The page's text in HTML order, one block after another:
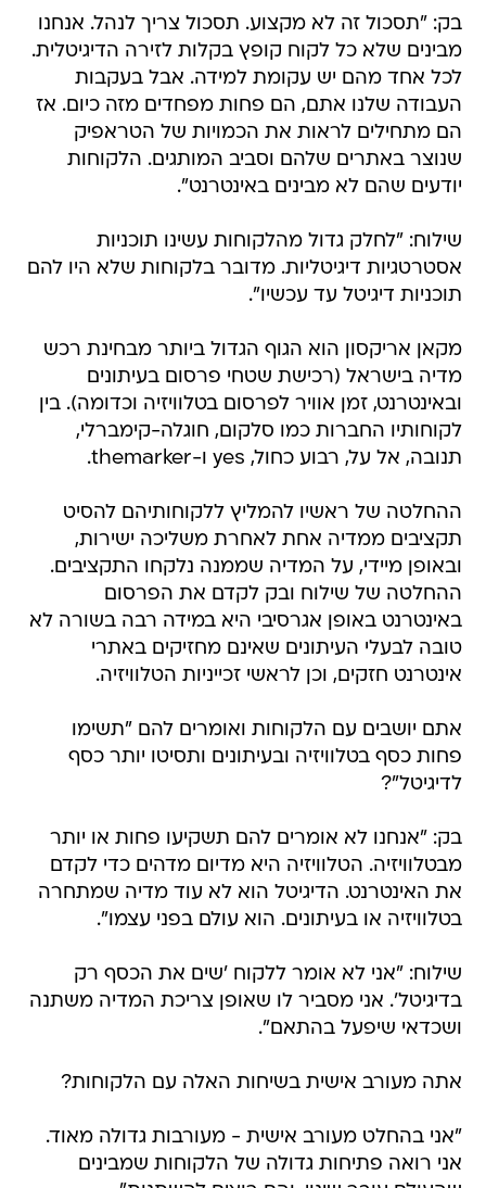
בק: "תסכול זה לא מקצוע. תסכול צריך לנהל. אנחנו
מבינים שלא כל לקוח קופץ בקלות לזירה הדיגיטלית.
לכל אחד מהם יש עקומת למידה. אבל בעקבות
העבודה שלנו אתם, הם פחות מפחדים מזה כיום. אז
הם מתחילים לראות את הכמויות של הטראפיק
שנוצר באתרים שלהם וסביב המותגים. הלקוחות
יודעים שהם לא מבינים באינטרנט".
שילוח: "לחלק גדול מהלקוחות עשינו תוכניות
אסטרטגיות דיגיטליות. מדובר בלקוחות שלא היו להם
תוכניות דיגיטל עד עכשיו".
מקאן אריקסון הוא הגוף הגדול ביותר מבחינת רכש
מדיה בישראל (רכישת שטחי פרסום בעיתונים
ובאינטרנט, זמן אוויר לפרסום בטלוויזיה וכדומה). בין
לקוחותיו החברות כמו סלקום, חוגלה-קימברלי,
תנובה, אל על, רבוע כחול, yes ו-themarker.
ההחלטה של ראשיו להמליץ ללקוחותיהם להסיט
תקציבים ממדיה אחת לאחרת משליכה ישירות,
ובאופן מיידי, על המדיה שממנה נלקחו התקציבים.
ההחלטה של שילוח ובק לקדם את הפרסום
באינטרנט באופן אגרסיבי היא במידה רבה בשורה לא
טובה לבעלי העיתונים שאינם מחזיקים באתרי
אינטרנט חזקים, וכן לראשי זכייניות הטלוויזיה.
אתם יושבים עם הלקוחות ואומרים להם "תשימו
פחות כסף בטלוויזיה ובעיתונים ותסיטו יותר כסף
לדיגיטל"?
בק: "אנחנו לא אומרים להם תשקיעו פחות או יותר
מבטלוויזיה. הטלוויזיה היא מדיום מדהים כדי לקדם
את האינטרנט. הדיגיטל הוא לא עוד מדיה שמתחרה
בטלוויזיה או בעיתונים. הוא עולם בפני עצמו".
שילוח: "אני לא אומר ללקוח 'שים את הכסף רק
בדיגיטל'. אני מסביר לו שאופן צריכת המדיה משתנה
ושכדאי שיפעל בהתאם".
אתה מעורב אישית בשיחות האלה עם הלקוחות?
"אני בהחלט מעורב אישית - מעורבות גדולה מאוד.
אני רואה פתיחות גדולה של הלקוחות שמבינים